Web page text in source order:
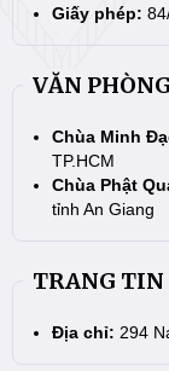
Giấy phép:
VĂN
Chùa Minh
TP.HCM
Chùa Phật
tỉnh An Giang
TRANG
Địa chỉ: 294